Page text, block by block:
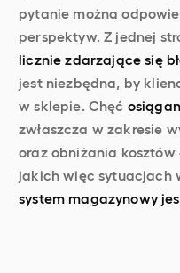
pytanie można
perspektyw. Z jednej
licznie zdarzające się
jest niezbędna, by
w sklepie. Chęć
zwłaszcza w zakresie
oraz obniżania
jakich więc sytuacjach
system magazynowy